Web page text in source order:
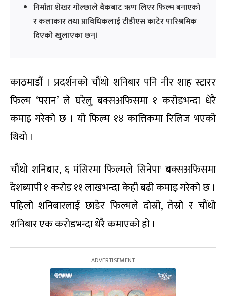
निर्माता शेखर गोल्छाले बैंकबाट ऋण लिएर फिल्म बनाएको
र कलाकार तथा प्राविधिकलाई टीडीएस काटेर पारिश्रमिक
दिएको खुलाएका छन्।
काठमाडौं । प्रदर्शनको चौंथो शनिबार पनि नीर शाह स्टारर
फिल्म ‘परान’ ले घरेलु बक्सअफिसमा १ करोडभन्दा धेरै
कमाइ गरेको छ । यो फिल्म १४ कात्तिकमा रिलिज भएको
थियो ।
चौंथो शनिबार, ६ मंसिरमा फिल्मले सिनेपाः बक्सअफिसमा
देशब्यापी १ करोड ११ लाखभन्दा केही बढी कमाइ गरेको छ ।
पहिलो शनिबारलाई छाडेर फिल्मले दोस्रो, तेस्रो र चौंथो
शनिबार एक करोडभन्दा धेरै कमाएको हो ।